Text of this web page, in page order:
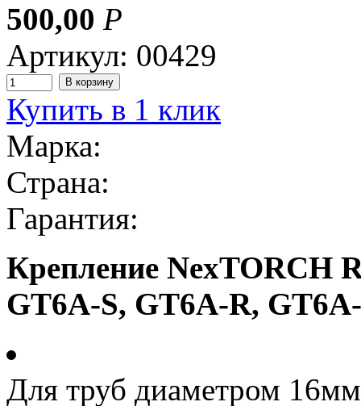
500,00 Р
Артикул: 00429
Купить в 1 клик
Марка:
Страна:
Гарантия:
Крепление NexTORCH
GT6A-S, GT6A-R,
Для труб диаметром 16мм